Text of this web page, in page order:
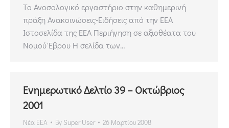
Το Ανοσολογικό εργαστήριο στην καθημερινή
πράξη Ανακοινώσεις-Ειδήσεις από την ΕΕΑ
Ιστοσελίδα της ΕΕΑ Περιήγηση σε αξιοθέατα του
Νομού Έβρου Η σελίδα των…
Ενημερωτικό Δελτίο 39 – Οκτώβριος
2001
Νέα ΕΕΑ By Super User 26 Μαρτίου 2008